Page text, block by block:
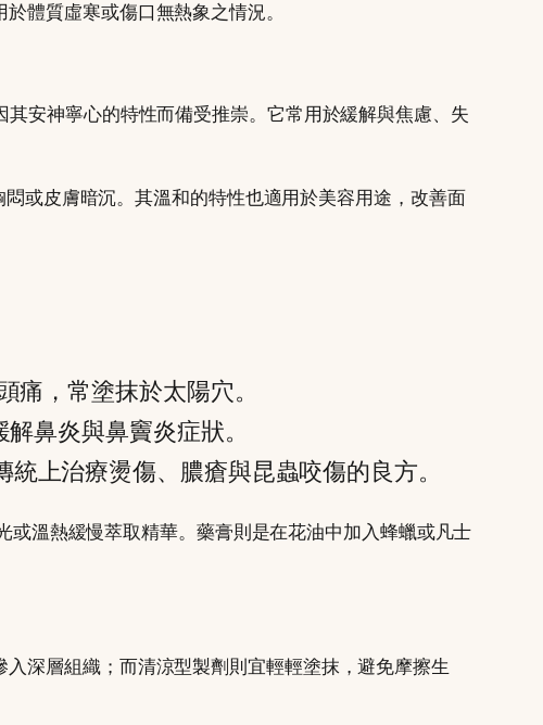
體質虛寒或傷口無熱象之情況。
其安神寧心的特性而備受推崇。它常用於緩解與焦慮、失
或皮膚暗沉。其溫和的特性也適用於美容用途，改善面
痛，常塗抹於太陽穴。
鼻炎與鼻竇炎症狀。
上治療燙傷、膿瘡與昆蟲咬傷的良方。
溫熱緩慢萃取精華。藥膏則是在花油中加入蜂蠟或凡士
深層組織；而清涼型製劑則宜輕輕塗抹，避免摩擦生